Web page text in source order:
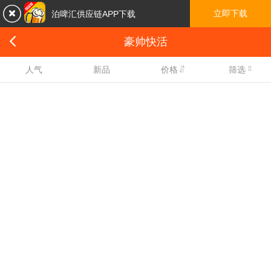
 豪帅快活
人气 新品 价格 筛选
 泊啤汇供应链APP下载 立即下载